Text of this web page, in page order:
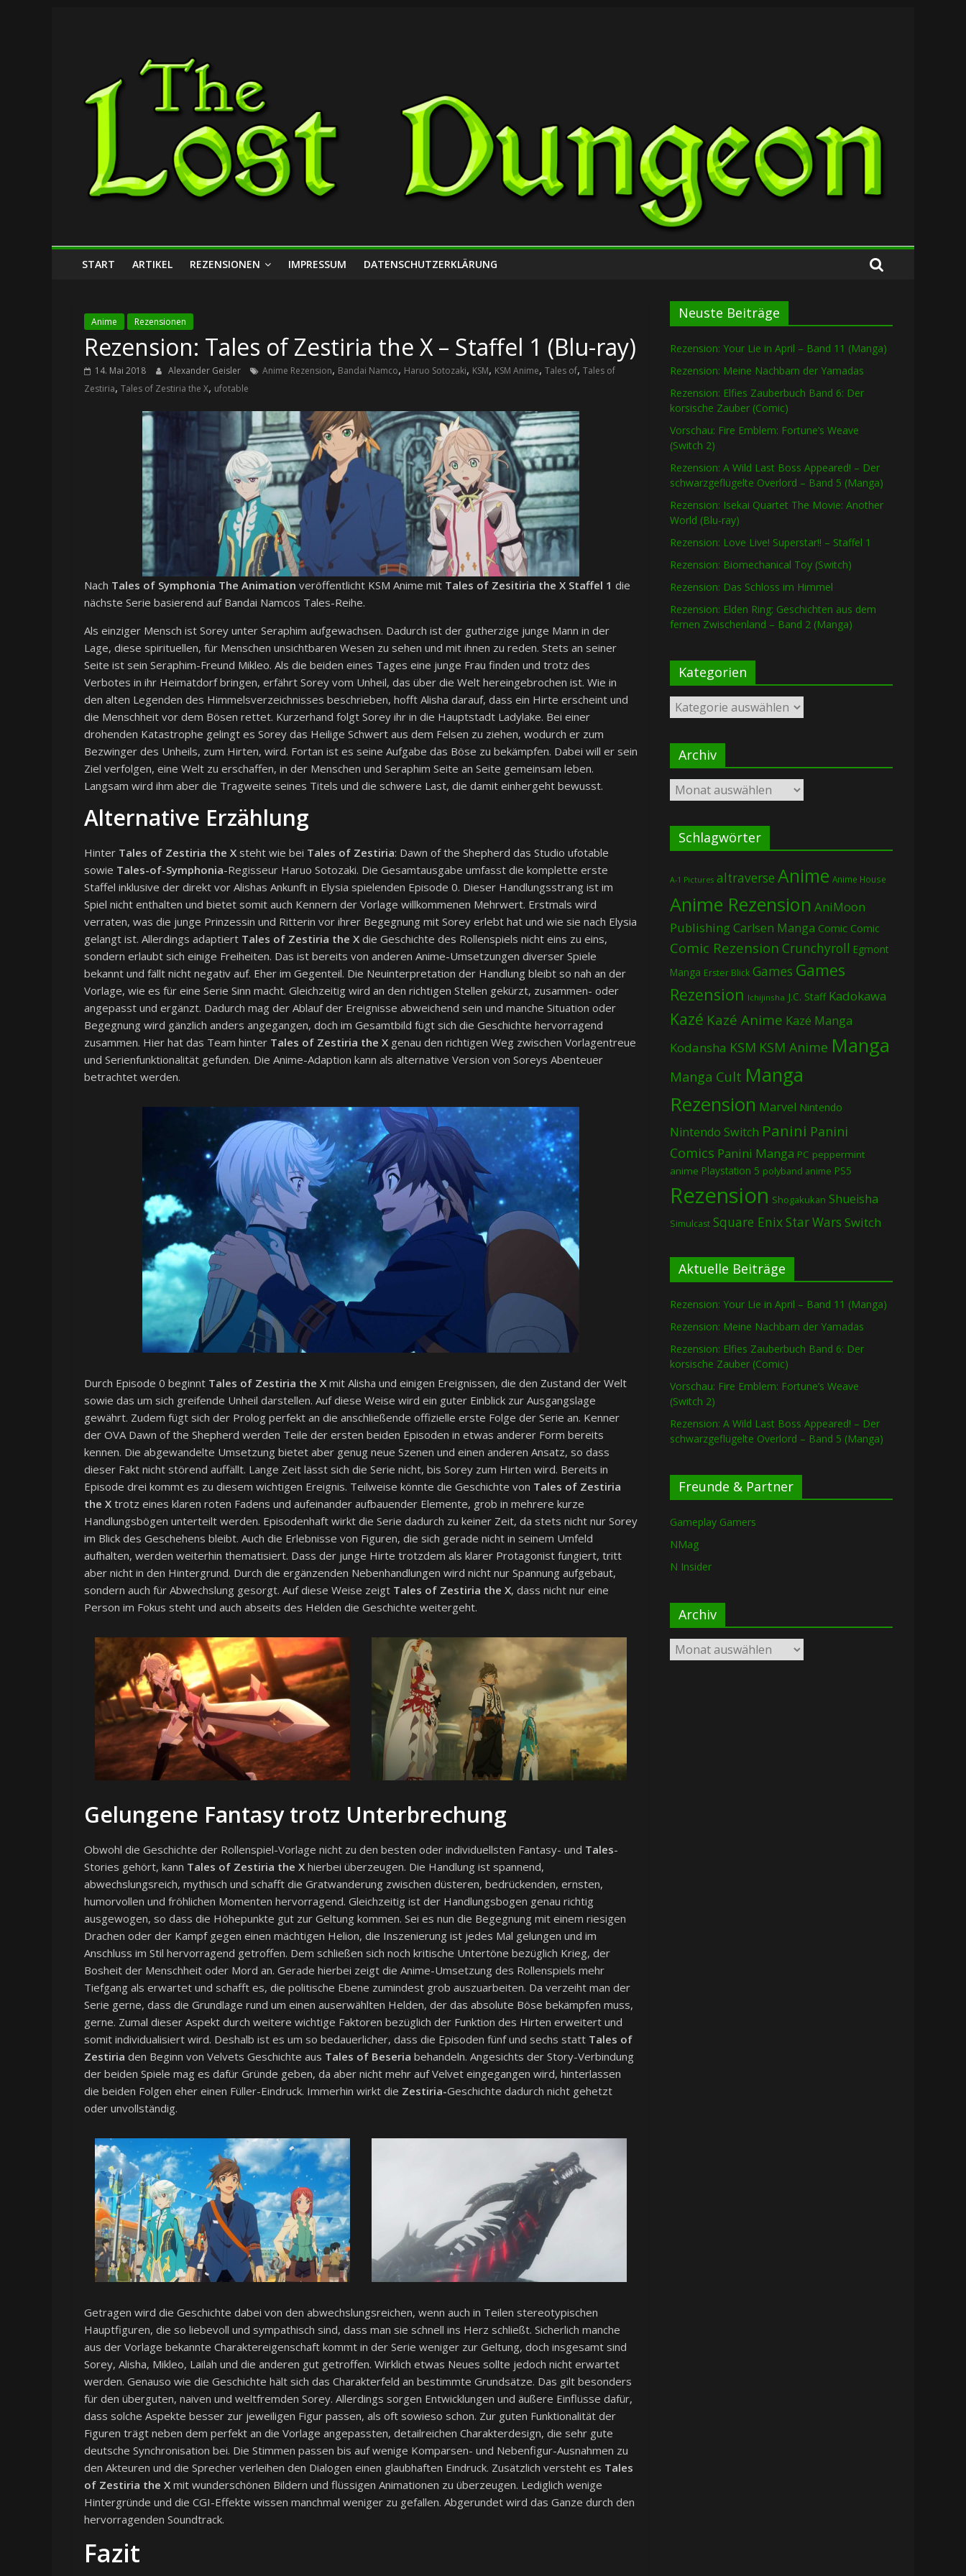
Lost
Dungeon
START ARTIKEL REZENSIONEN IMPRESSUM DATENSCHUTZERKLÄRUNG
Anime Rezensionen
Rezension: Tales of Zestiria the X – Staffel 1 (Blu-ray)
14. Mai 2018 Alexander Geisler Anime Rezension, Bandai Namco, Haruo Sotozaki, KSM, KSM Anime, Tales of, Tales of
Zestiria, Tales of Zestiria the X, ufotable
Nach Tales of Symphonia The Animation veröffentlicht KSM Anime mit Tales of Zesitiria the X Staffel 1 die
nächste Serie basierend auf Bandai Namcos Tales-Reihe.
Als einziger Mensch ist Sorey unter Seraphim aufgewachsen. Dadurch ist der gutherzige junge Mann in der
Lage, diese spirituellen, für Menschen unsichtbaren Wesen zu sehen und mit ihnen zu reden. Stets an seiner
Seite ist sein Seraphim-Freund Mikleo. Als die beiden eines Tages eine junge Frau finden und trotz des
Verbotes in ihr Heimatdorf bringen, erfährt Sorey vom Unheil, das über die Welt hereingebrochen ist. Wie in
den alten Legenden des Himmelsverzeichnisses beschrieben, hofft Alisha darauf, dass ein Hirte erscheint und
die Menschheit vor dem Bösen rettet. Kurzerhand folgt Sorey ihr in die Hauptstadt Ladylake. Bei einer
drohenden Katastrophe gelingt es Sorey das Heilige Schwert aus dem Felsen zu ziehen, wodurch er zum
Bezwinger des Unheils, zum Hirten, wird. Fortan ist es seine Aufgabe das Böse zu bekämpfen. Dabei will er sein
Ziel verfolgen, eine Welt zu erschaffen, in der Menschen und Seraphim Seite an Seite gemeinsam leben.
Langsam wird ihm aber die Tragweite seines Titels und die schwere Last, die damit einhergeht bewusst.
Alternative Erzählung
Hinter Tales of Zestiria the X steht wie bei Tales of Zestiria: Dawn of the Shepherd das Studio ufotable
sowie Tales-of-Symphonia-Regisseur Haruo Sotozaki. Die Gesamtausgabe umfasst die komplette erste
Staffel inklusive der direkt vor Alishas Ankunft in Elysia spielenden Episode 0. Dieser Handlungsstrang ist im
Spiel nicht enthalten und bietet somit auch Kennern der Vorlage willkommenen Mehrwert. Erstmals wird
verraten, was die junge Prinzessin und Ritterin vor ihrer Begegnung mit Sorey erlebt hat und wie sie nach Elysia
gelangt ist. Allerdings adaptiert Tales of Zestiria the X die Geschichte des Rollenspiels nicht eins zu eins,
sondern erlaubt sich einige Freiheiten. Das ist bereits von anderen Anime-Umsetzungen diverser Spiele
bekannt und fällt nicht negativ auf. Eher im Gegenteil. Die Neuinterpretation der Handlung bleibt so nah an der
Vorlage, wie es für eine Serie Sinn macht. Gleichzeitig wird an den richtigen Stellen gekürzt, zusammen- oder
angepasst und ergänzt. Dadurch mag der Ablauf der Ereignisse abweichend sein und manche Situation oder
Begegnung wird gänzlich anders angegangen, doch im Gesamtbild fügt sich die Geschichte hervorragend
zusammen. Hier hat das Team hinter Tales of Zestiria the X genau den richtigen Weg zwischen Vorlagentreue
und Serienfunktionalität gefunden. Die Anime-Adaption kann als alternative Version von Soreys Abenteuer
betrachtet werden.
Durch Episode 0 beginnt Tales of Zestiria the X mit Alisha und einigen Ereignissen, die den Zustand der Welt
sowie das um sich greifende Unheil darstellen. Auf diese Weise wird ein guter Einblick zur Ausgangslage
gewährt. Zudem fügt sich der Prolog perfekt an die anschließende offizielle erste Folge der Serie an. Kenner
der OVA Dawn of the Shepherd werden Teile der ersten beiden Episoden in etwas anderer Form bereits
kennen. Die abgewandelte Umsetzung bietet aber genug neue Szenen und einen anderen Ansatz, so dass
dieser Fakt nicht störend auffällt. Lange Zeit lässt sich die Serie nicht, bis Sorey zum Hirten wird. Bereits in
Episode drei kommt es zu diesem wichtigen Ereignis. Teilweise könnte die Geschichte von Tales of Zestiria
the X trotz eines klaren roten Fadens und aufeinander aufbauender Elemente, grob in mehrere kurze
Handlungsbögen unterteilt werden. Episodenhaft wirkt die Serie dadurch zu keiner Zeit, da stets nicht nur Sorey
im Blick des Geschehens bleibt. Auch die Erlebnisse von Figuren, die sich gerade nicht in seinem Umfeld
aufhalten, werden weiterhin thematisiert. Dass der junge Hirte trotzdem als klarer Protagonist fungiert, tritt
aber nicht in den Hintergrund. Durch die ergänzenden Nebenhandlungen wird nicht nur Spannung aufgebaut,
sondern auch für Abwechslung gesorgt. Auf diese Weise zeigt Tales of Zestiria the X, dass nicht nur eine
Person im Fokus steht und auch abseits des Helden die Geschichte weitergeht.
Gelungene Fantasy trotz Unterbrechung
Obwohl die Geschichte der Rollenspiel-Vorlage nicht zu den besten oder individuellsten Fantasy- und Tales-
Stories gehört, kann Tales of Zestiria the X hierbei überzeugen. Die Handlung ist spannend,
abwechslungsreich, mythisch und schafft die Gratwanderung zwischen düsteren, bedrückenden, ernsten,
humorvollen und fröhlichen Momenten hervorragend. Gleichzeitig ist der Handlungsbogen genau richtig
ausgewogen, so dass die Höhepunkte gut zur Geltung kommen. Sei es nun die Begegnung mit einem riesigen
Drachen oder der Kampf gegen einen mächtigen Helion, die Inszenierung ist jedes Mal gelungen und im
Anschluss im Stil hervorragend getroffen. Dem schließen sich noch kritische Untertöne bezüglich Krieg, der
Bosheit der Menschheit oder Mord an. Gerade hierbei zeigt die Anime-Umsetzung des Rollenspiels mehr
Tiefgang als erwartet und schafft es, die politische Ebene zumindest grob auszuarbeiten. Da verzeiht man der
Serie gerne, dass die Grundlage rund um einen auserwählten Helden, der das absolute Böse bekämpfen muss,
gerne. Zumal dieser Aspekt durch weitere wichtige Faktoren bezüglich der Funktion des Hirten erweitert und
somit individualisiert wird. Deshalb ist es um so bedauerlicher, dass die Episoden fünf und sechs statt Tales of
Zestiria den Beginn von Velvets Geschichte aus Tales of Beseria behandeln. Angesichts der Story-Verbindung
der beiden Spiele mag es dafür Gründe geben, da aber nicht mehr auf Velvet eingegangen wird, hinterlassen
die beiden Folgen eher einen Füller-Eindruck. Immerhin wirkt die Zestiria-Geschichte dadurch nicht gehetzt
oder unvollständig.
Getragen wird die Geschichte dabei von den abwechslungsreichen, wenn auch in Teilen stereotypischen
Hauptfiguren, die so liebevoll und sympathisch sind, dass man sie schnell ins Herz schließt. Sicherlich manche
aus der Vorlage bekannte Charaktereigenschaft kommt in der Serie weniger zur Geltung, doch insgesamt sind
Sorey, Alisha, Mikleo, Lailah und die anderen gut getroffen. Wirklich etwas Neues sollte jedoch nicht erwartet
werden. Genauso wie die Geschichte hält sich das Charakterfeld an bestimmte Grundsätze. Das gilt besonders
für den überguten, naiven und weltfremden Sorey. Allerdings sorgen Entwicklungen und äußere Einflüsse dafür,
dass solche Aspekte besser zur jeweiligen Figur passen, als oft sowieso schon. Zur guten Funktionalität der
Figuren trägt neben dem perfekt an die Vorlage angepassten, detailreichen Charakterdesign, die sehr gute
deutsche Synchronisation bei. Die Stimmen passen bis auf wenige Komparsen- und Nebenfigur-Ausnahmen zu
den Akteuren und die Sprecher verleihen den Dialogen einen glaubhaften Eindruck. Zusätzlich versteht es Tales
of Zestiria the X mit wunderschönen Bildern und flüssigen Animationen zu überzeugen. Lediglich wenige
Hintergründe und die CGI-Effekte wissen manchmal weniger zu gefallen. Abgerundet wird das Ganze durch den
hervorragenden Soundtrack.
Fazit
Neuste Beiträge
Rezension: Your Lie in April – Band 11 (Manga)
Rezension: Meine Nachbarn der Yamadas
Rezension: Elfies Zauberbuch Band 6: Der
korsische Zauber (Comic)
Vorschau: Fire Emblem: Fortune’s Weave
(Switch 2)
Rezension: A Wild Last Boss Appeared! – Der
schwarzgeflügelte Overlord – Band 5 (Manga)
Rezension: Isekai Quartet The Movie: Another
World (Blu-ray)
Rezension: Love Live! Superstar!! – Staffel 1
Rezension: Biomechanical Toy (Switch)
Rezension: Das Schloss im Himmel
Rezension: Elden Ring: Geschichten aus dem
fernen Zwischenland – Band 2 (Manga)
Kategorien
Kategorien
Archiv
Archiv
Schlagwörter
A-1 Pictures altraverse Anime Anime House
Anime Rezension AniMoon
PublishingCarlsen Manga Comic Comic
Comic Rezension Crunchyroll Egmont
Manga Erster Blick Games Games
Rezension Ichijinsha J.C. Staff Kadokawa
Kazé Kazé Anime Kazé Manga
Kodansha KSM KSM Anime Manga
Manga Cult Manga
Rezension Marvel Nintendo
Nintendo Switch Panini Panini
Comics Panini Manga PC peppermint
anime Playstation 5 polyband anime PS5
Rezension Shogakukan Shueisha
Simulcast Square EnixStar Wars Switch
Aktuelle Beiträge
Rezension: Your Lie in April – Band 11 (Manga)
Rezension: Meine Nachbarn der Yamadas
Rezension: Elfies Zauberbuch Band 6: Der
korsische Zauber (Comic)
Vorschau: Fire Emblem: Fortune’s Weave
(Switch 2)
Rezension: A Wild Last Boss Appeared! – Der
schwarzgeflügelte Overlord – Band 5 (Manga)
Freunde & Partner
Gameplay Gamers
NMag
N Insider
Archiv
Archiv